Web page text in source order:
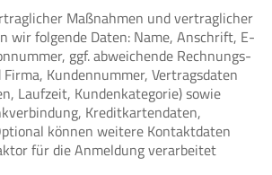
Maßnahmen und vertraglicher
wir folgende Daten: Name, Anschrift, E-
ggf. abweichende Rechnungs-
Kundennummer, Vertragsdaten
Laufzeit, Kundenkategorie) sowie
Kreditkartendaten,
können weitere Kontaktdaten
für die Anmeldung verarbeitet